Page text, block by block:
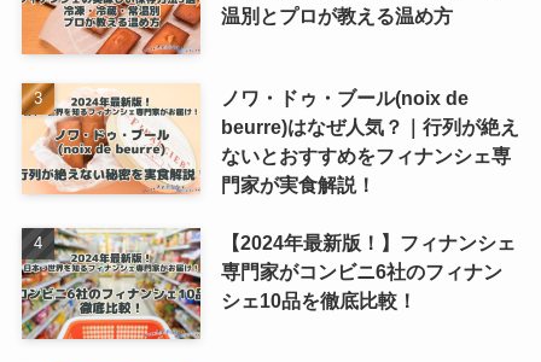
温別とプロが教える温め方
ノワ・ドゥ・ブール(noix de
beurre)はなぜ人気？｜行列が絶え
ないとおすすめをフィナンシェ専
門家が実食解説！
【2024年最新版！】フィナンシェ
専門家がコンビニ6社のフィナン
シェ10品を徹底比較！